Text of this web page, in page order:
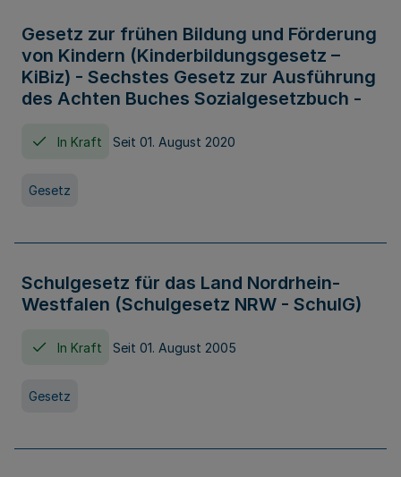
Gesetz zur frühen Bildung und Förderung
von Kindern (Kinderbildungsgesetz –
KiBiz) - Sechstes Gesetz zur Ausführung
des Achten Buches Sozialgesetzbuch -
In Kraft Seit 01. August 2020
Gesetz
Schulgesetz für das Land Nordrhein-
Westfalen (Schulgesetz NRW - SchulG)
In Kraft Seit 01. August 2005
Gesetz